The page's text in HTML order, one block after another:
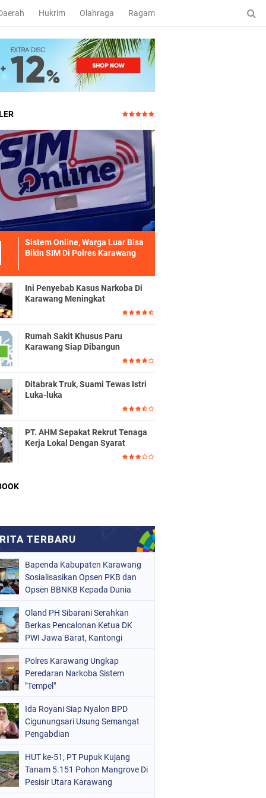
Hukrim Olahraga Ragam
Sistem Online, Warga Luar Bisa
Bikin SIM Di Polres Karawang
Ini Penyebab Kasus Narkoba Di
Karawang Meningkat
Rumah Sakit Khusus Paru
Karawang Siap Dibangun
Ditabrak Truk, Suami Tewas Istri
Luka-luka
PT. AHM Sepakat Rekrut Tenaga
Kerja Lokal Dengan Syarat
Bapenda Kabupaten Karawang
Sosialisasikan Opsen PKB dan
Opsen BBNKB Kepada Dunia
Oland PH Sibarani Serahkan
Berkas Pencalonan Ketua DK
PWI Jawa Barat, Kantongi
Polres Karawang Ungkap
Peredaran Narkoba Sistem
"Tempel"
Ida Royani Siap Nyalon BPD
Cigunungsari Usung Semangat
Pengabdian
HUT ke-51, PT Pupuk Kujang
Tanam 5.151 Pohon Mangrove Di
Pesisir Utara Karawang